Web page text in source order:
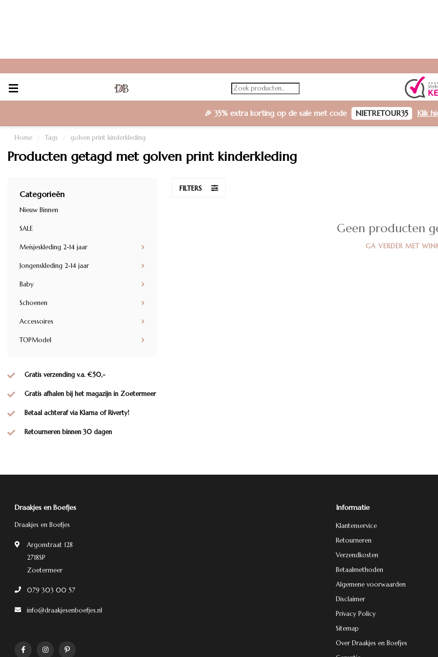
🎉 35% extra korting op de sale met code NIETRETOUR35 Klik
Home / Tags / golven print kinderkleding
Producten getagd met golven print kinderkleding
Categorieën
Nieuw Binnen
SALE
Meisjeskleding 2-14 jaar
Jongenskleding 2-14 jaar
Baby
Schoenen
Accessoires
TOPModel
Gratis verzending v.a. €50,-
Gratis afhalen bij het magazijn in Zoetermeer
Betaal achteraf via Klarna of Riverty!
Retourneren binnen 30 dagen
FILTERS
Geen producten
GA VERDER MET
Draakjes en Boefjes
Draakjes en Boefjes
Argonstraat 128
2718SP
Zoetermeer
079 303 00 57
info@draakjesenboefjes.nl
Informatie
Klantenservice
Retourneren
Verzendkosten
Betaalmethoden
Algemene voorwaarden
Disclaimer
Privacy Policy
Sitemap
Over Draakjes en Boefjes